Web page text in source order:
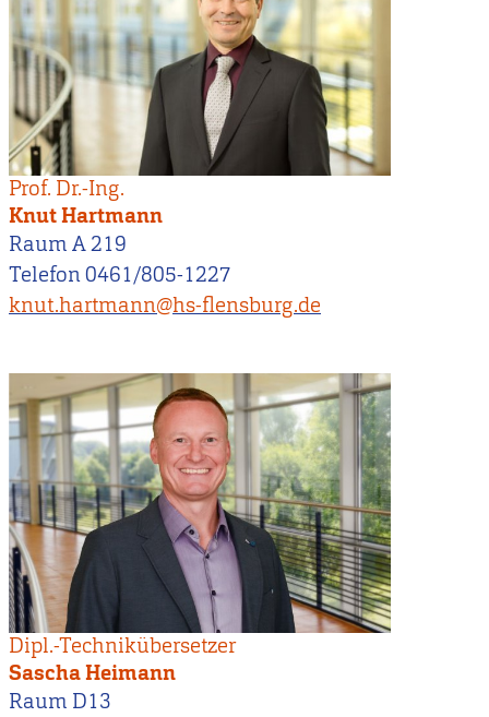
Prof. Dr.-Ing.
Knut Hartmann
Raum A 219
Telefon 0461/805-1227
knut.hartmann@hs-flensburg.de
Dipl.-Technikübersetzer
Sascha Heimann
Raum D13